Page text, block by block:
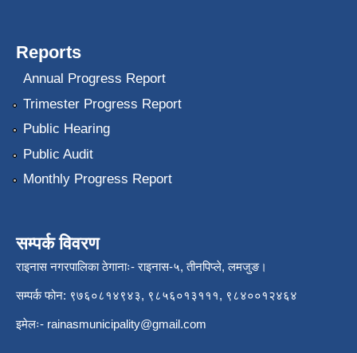
Reports
Annual Progress Report
Trimester Progress Report
Public Hearing
Public Audit
Monthly Progress Report
सम्पर्क विवरण
राइनास नगरपालिका ठेगानाः- राइनास-५, तीनपिप्ले, लमजुङ।
सम्पर्क फोन: ९७६०८१४९४३, ९८५६०१३१११, ९८४००१२४६४
इमेलः- rainasmunicipality@gmail.com